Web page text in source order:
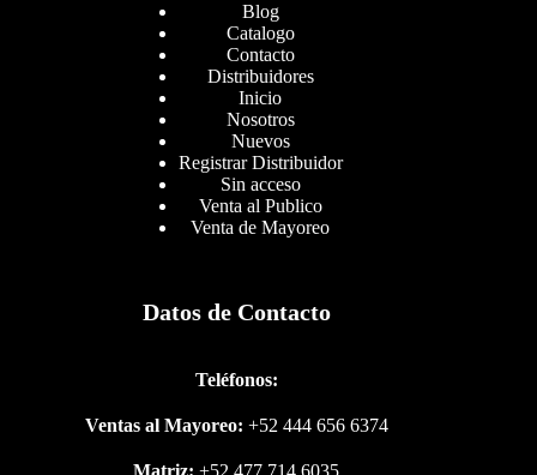
Blog
Catalogo
Contacto
Distribuidores
Inicio
Nosotros
Nuevos
Registrar Distribuidor
Sin acceso
Venta al Publico
Venta de Mayoreo
Datos de Contacto
Teléfonos:
Ventas al Mayoreo: +52 444 656 6374